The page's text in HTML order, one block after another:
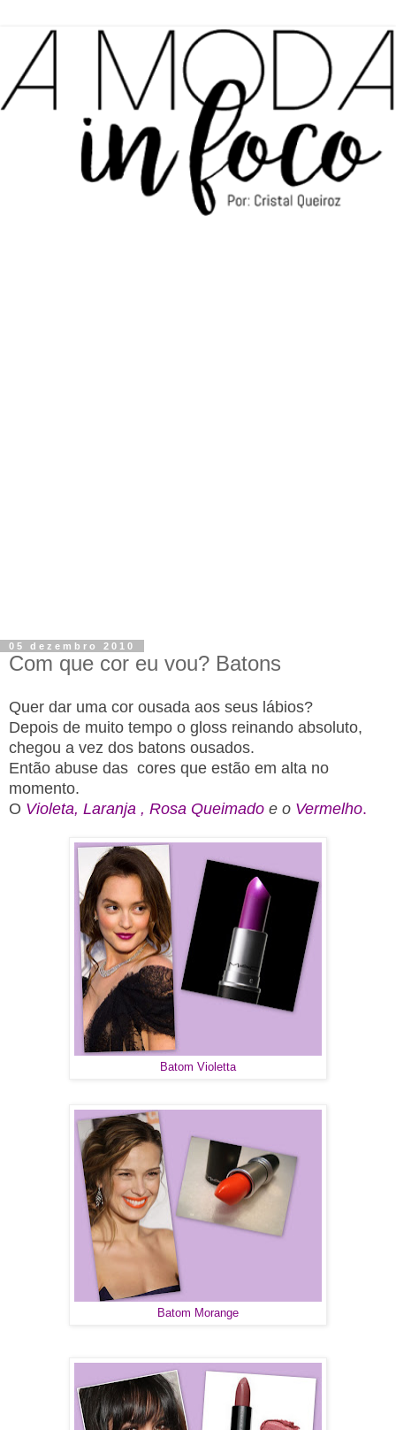
05 dezembro 2010
Com que cor eu vou? Batons
Quer dar uma cor ousada aos seus lábios?
Depois de muito tempo o gloss reinando absoluto,
chegou a vez dos batons ousados.
Então abuse das cores que estão em alta no
momento.
O Violeta, Laranja , Rosa Queimado e o Vermelho.
Batom Violetta
Batom Morange